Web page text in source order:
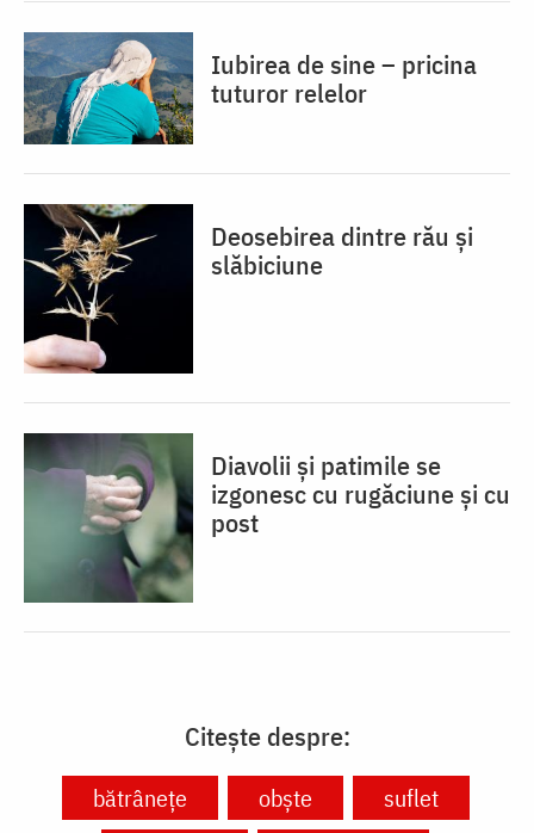
Iubirea de sine – pricina
tuturor relelor
Deosebirea dintre rău și
slăbiciune
Diavolii și patimile se
izgonesc cu rugăciune și cu
post
Citește despre:
bătrânețe obște
suflet